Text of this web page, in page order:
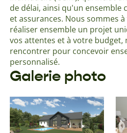
de délai, ainsi qu'un ensemble
et assurances. Nous sommes
réaliser ensemble un projet
vos attentes et à votre budget,
rencontrer pour concevoir
personnalisé.
Galerie photo